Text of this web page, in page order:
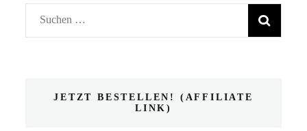
Suchen
nach:
JETZT BESTELLEN! (AFFILIATE
LINK)